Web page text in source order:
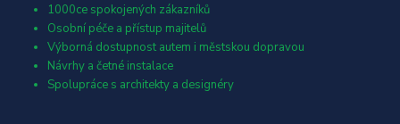
1000ce spokojených zákazníků
Osobní péče a přístup majitelů
Výborná dostupnost autem i městskou dopravou
Návrhy a četné instalace
Spolupráce s architekty a designéry